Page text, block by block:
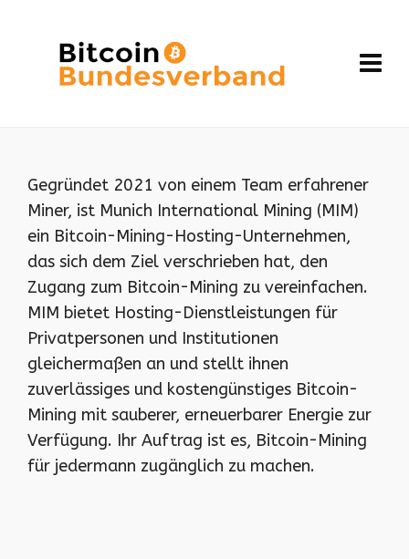
Gegründet 2021 von einem Team erfahrener
Miner, ist Munich International Mining (MIM)
ein Bitcoin-Mining-Hosting-Unternehmen,
das sich dem Ziel verschrieben hat, den
Zugang zum Bitcoin-Mining zu vereinfachen.
MIM bietet Hosting-Dienstleistungen für
Privatpersonen und Institutionen
gleichermaßen an und stellt ihnen
zuverlässiges und kostengünstiges Bitcoin-
Mining mit sauberer, erneuerbarer Energie zur
Verfügung. Ihr Auftrag ist es, Bitcoin-Mining
für jedermann zugänglich zu machen.